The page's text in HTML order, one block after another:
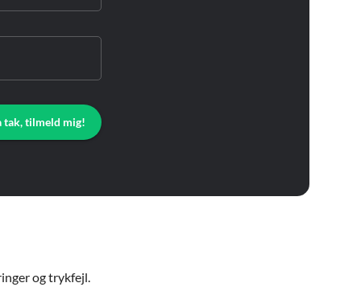
tak, tilmeld mig!
og trykfejl.